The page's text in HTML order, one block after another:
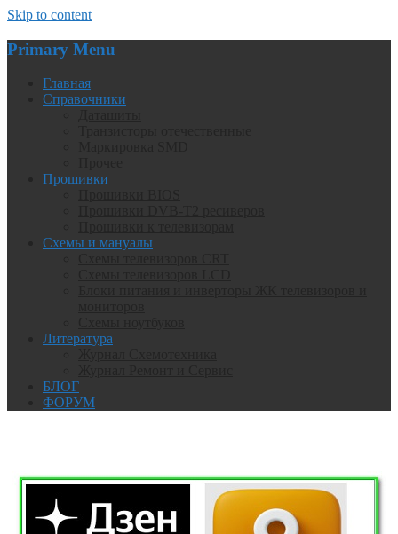
Skip to content
Primary Menu
Главная
Справочники
Прошивки
Схемы и мануалы
Литература
БЛОГ
ФОРУМ